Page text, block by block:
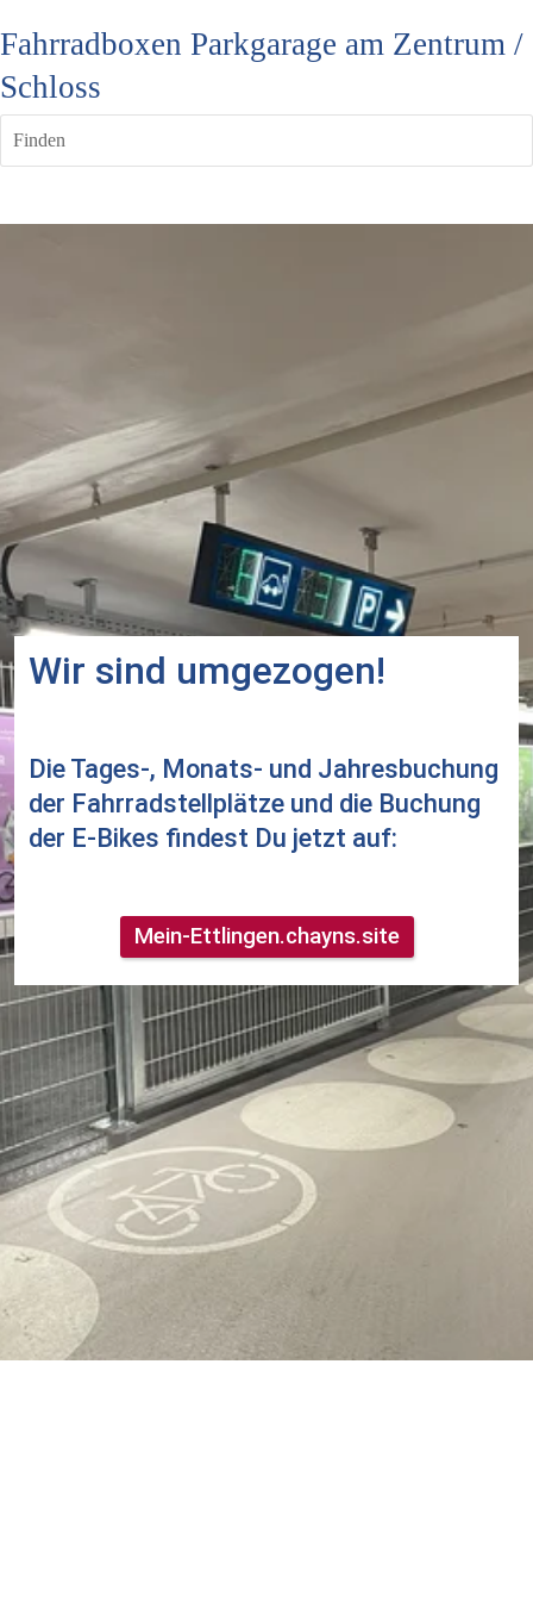
Fahrradboxen Parkgarage am Zentrum /
Schloss
Finden
Wir sind umgezogen!
Die Tages-, Monats- und Jahresbuchung
der Fahrradstellplätze und die Buchung
der E-Bikes findest Du jetzt auf:
Mein-Ettlingen.chayns.site